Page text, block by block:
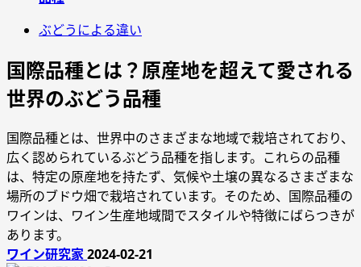
ぶどうによる違い
国際品種とは？原産地を超えて愛される
世界のぶどう品種
国際品種とは、世界中のさまざまな地域で栽培されており、
広く認められているぶどう品種を指します。これらの品種
は、特定の原産地を持たず、気候や土壌の異なるさまざまな
場所のブドウ畑で栽培されています。そのため、国際品種の
ワインは、ワイン生産地域間でスタイルや特徴にばらつきが
あります。
ワイン研究家2024-02-21